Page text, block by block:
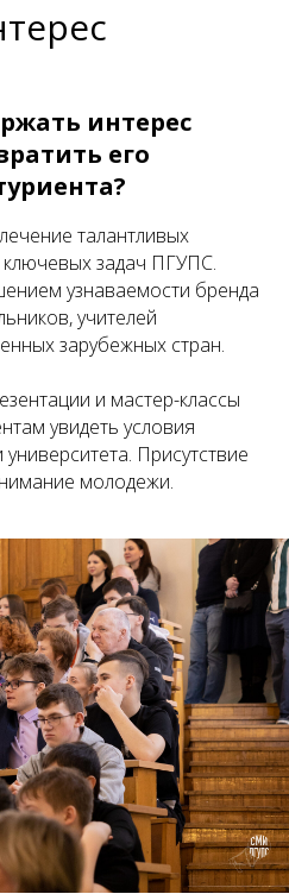
интерес
его
талантливых
задач ПГУПС.
узнаваемости бренда
учителей
зарубежных стран.
и мастер-классы
увидеть условия
Присутствие
молодежи.